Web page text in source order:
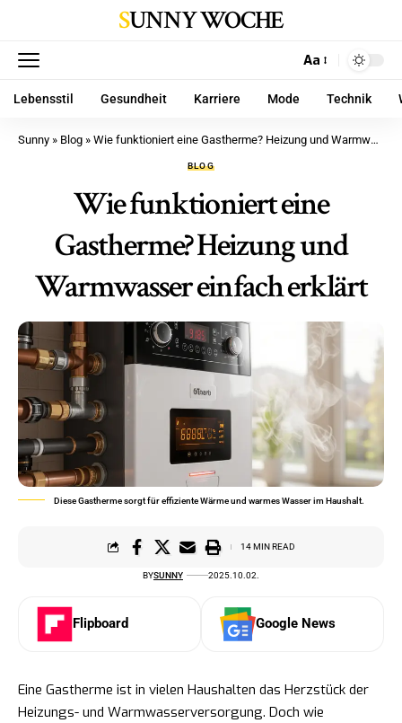
SUNNY WOCHE
Aa
Lebensstil Gesundheit Karriere Mode Technik
Sunny » Blog » Wie funktioniert eine Gastherme? Heizung und Warmwasser einfach erklärt
BLOG
Wie funktioniert eine
Gastherme? Heizung und
Warmwasser einfach erklärt
Diese Gastherme sorgt für effiziente Wärme und warmes Wasser im Haushalt.
BYSUNNY 2025.10.02.
14 MIN READ
Flipboard Google News
Eine Gastherme ist in vielen Haushalten das Herzstück der
Heizungs- und Warmwasserversorgung. Doch wie